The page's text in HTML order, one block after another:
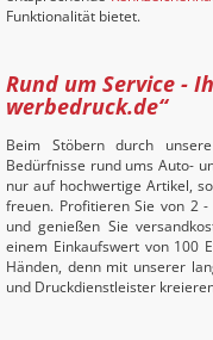
Funktionalität bietet.
Rund um Service -
werbedruck.de“
Beim Stöbern durch
Bedürfnisse rund ums Auto-
nur auf hochwertige Artikel,
freuen. Profitieren Sie von 2
und genießen Sie
einem Einkaufswert von 100
Händen, denn mit unserer
und Druckdienstleister